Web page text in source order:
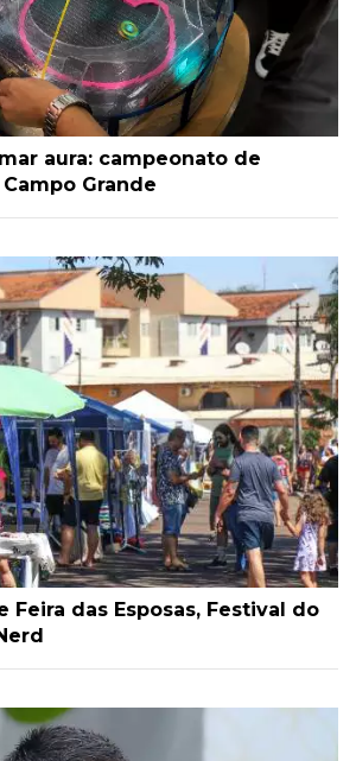
aura: campeonato de
Grande
Feira das Esposas, Festival do